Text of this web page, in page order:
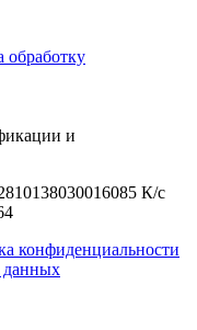
обработку
и
К/с
конфиденциальности
данных